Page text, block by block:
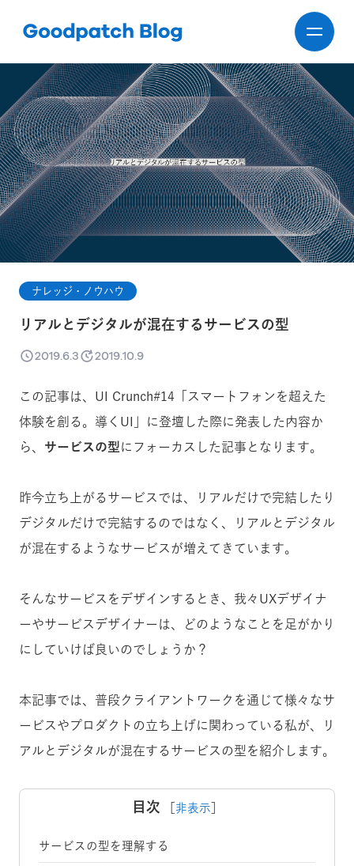
ナレッジ・ノウハウ
リアルとデジタルが混在するサービスの型
2019.6.3 2019.10.9
この記事は、UI Crunch#14「スマートフォンを超えた
体験を創る。導くUI」に登壇した際に発表した内容か
ら、 サービスの型にフォーカスした記事となります。
昨今立ち上がるサービスでは、リアルだけで完結したり
デジタルだけで完結するのではなく、リアルとデジタル
が混在するようなサービスが増えてきています。
そんなサービスをデザインするとき、我々UXデザイナ
ーやサービスデザイナーは、どのようなことを足がかり
にしていけば良いのでしょうか？
本記事では、普段クライアントワークを通じて様々なサ
ービスやプロダクトの立ち上げに関わっている私が、リ
アルとデジタルが混在するサービスの型を紹介します。
目次 非表示
サービスの型を理解する